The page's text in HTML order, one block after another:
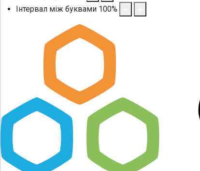
Інтервал між буквами 100%